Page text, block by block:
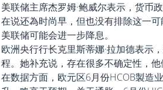
美联储主席杰罗姆·鲍威尔表示，货币
在说还為时尚早，但也没有排除这一
美联储可能会进一步降息。
欧洲央行行长克里斯蒂娜·拉加德表示
程。她补充说，存在很多不确定性，
在数据方面，欧元区6月份HCOB製造